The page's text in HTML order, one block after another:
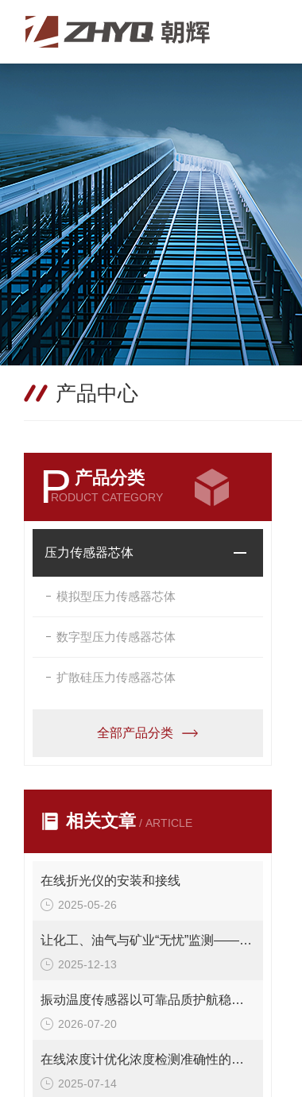
产品中心
P 产品分类
RODUCT CATEGORY
压力传感器芯体
模拟型压力传感器芯体
数字型压力传感器芯体
扩散硅压力传感器芯体
全部产品分类
相关文章 / ARTICLE
在线折光仪的安装和接线
2025-05-26
让化工、油气与矿业“无忧”监测——PT124B-281系列防爆压力变送器
2025-12-13
振动温度传感器以可靠品质护航稳定运行
2026-07-20
在线浓度计优化浓度检测准确性的关键措施
2025-07-14